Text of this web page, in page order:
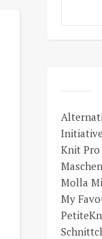
Knit Pro
Molla
My